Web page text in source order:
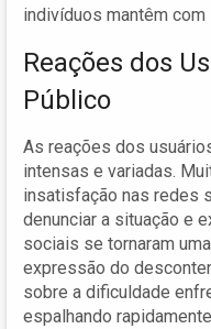
indivíduos mantêm com
Reações dos
Público
As reações dos
intensas e variadas.
insatisfação nas redes
denunciar a situação e
sociais se tornaram
expressão do
sobre a dificuldade
espalhando